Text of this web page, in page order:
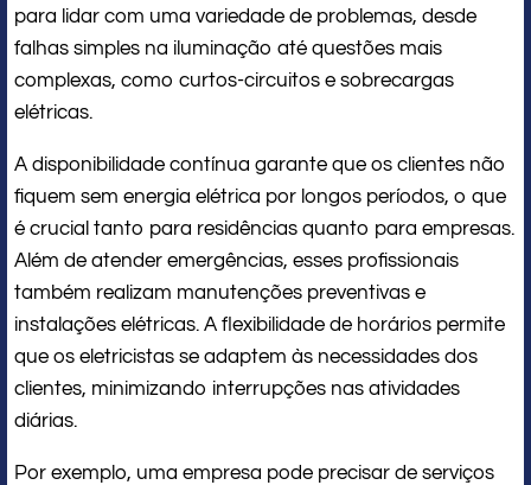
para lidar com uma variedade de problemas, desde
falhas simples na iluminação até questões mais
complexas, como curtos-circuitos e sobrecargas
elétricas.
A disponibilidade contínua garante que os clientes não
fiquem sem energia elétrica por longos períodos, o que
é crucial tanto para residências quanto para empresas.
Além de atender emergências, esses profissionais
também realizam manutenções preventivas e
instalações elétricas. A flexibilidade de horários permite
que os eletricistas se adaptem às necessidades dos
clientes, minimizando interrupções nas atividades
diárias.
Por exemplo, uma empresa pode precisar de serviços